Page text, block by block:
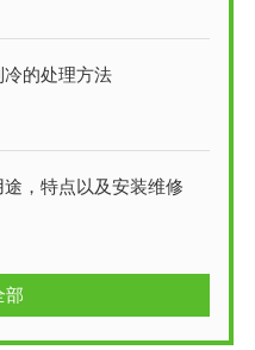
的处理方法
，特点以及安装维修
部